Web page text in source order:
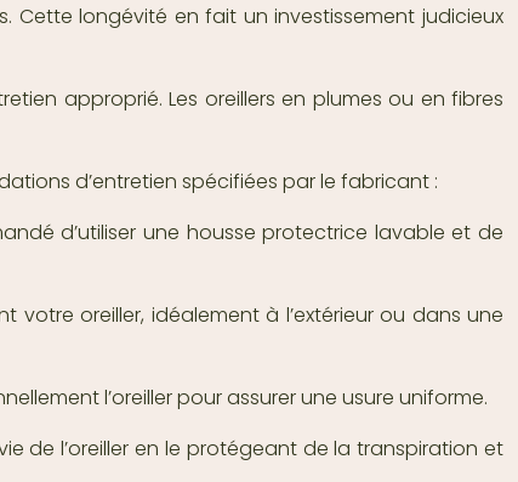
Cette longévité en fait un investissement judicieux
approprié. Les oreillers en plumes ou en fibres
d’entretien spécifiées par le fabricant :
d’utiliser une housse protectrice lavable et de
votre oreiller, idéalement à l’extérieur ou dans une
l’oreiller pour assurer une usure uniforme.
de l’oreiller en le protégeant de la transpiration et